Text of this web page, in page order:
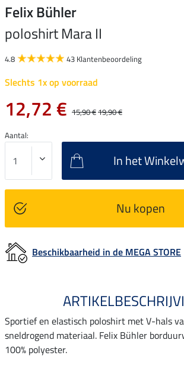
Felix Bühler
poloshirt Mara II
4.8 43 Klantenbeoordeling
Slechts 1x op voorraad
12,72 € 15,90 €19,90 €
Aantal:
In het
Nu kopen
Beschikbaarheid in de MEGA STORE
Sportief en elastisch poloshirt met V-hals
sneldrogend materiaal. Felix Bühler
100% polyester.